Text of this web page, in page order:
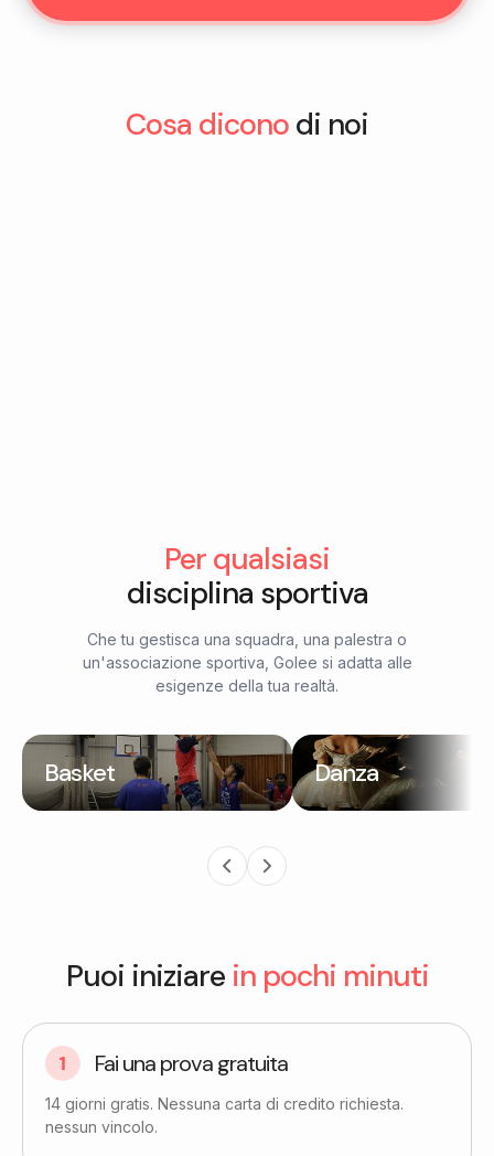
Cosa dicono di noi
Per qualsiasi
disciplina sportiva
Che tu gestisca una squadra, una palestra o
un'associazione sportiva, Golee si adatta alle
esigenze della tua realtà.
Basket Danza
Puoi iniziare in pochi minuti
Fai una prova gratuita​
14 giorni gratis. Nessuna carta di credito richiesta.
nessun vincolo.